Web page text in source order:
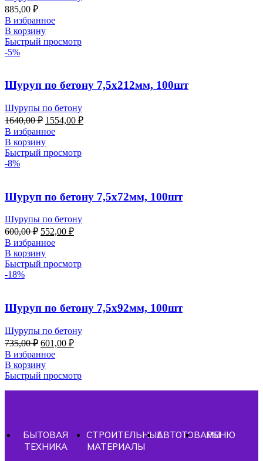
885,00 ₽
В избранное
В корзину
Быстрый просмотр
-5%
Шуруп по бетону 7,5х212мм, 100шт
Шурупы по бетону
1640,00₽ 1554,00 ₽
В избранное
В корзину
Быстрый просмотр
-8%
Шуруп по бетону 7,5х72мм, 100шт
Шурупы по бетону
600,00₽ 552,00 ₽
В избранное
В корзину
Быстрый просмотр
-18%
Шуруп по бетону 7,5х92мм, 100шт
Шурупы по бетону
735,00₽ 601,00 ₽
В избранное
В корзину
Быстрый просмотр
БЫТОВАЯ
ТЕХНИКА
СТРОИТЕЛЬНЫЕ
МАТЕРИАЛЫ
АВТОТОВАРЫМЕНЮ